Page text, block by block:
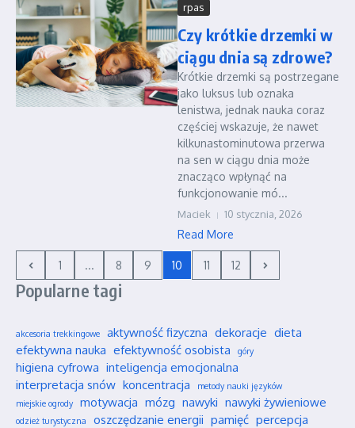
rpas
Czy krótkie drzemki w
ciągu dnia są zdrowe?
Krótkie drzemki są postrzegane
jako luksus lub oznaka
lenistwa, jednak nauka coraz
częściej wskazuje, że nawet
kilkunastominutowa przerwa
na sen w ciągu dnia może
znacząco wpłynąć na
funkcjonowanie mó...
Maciek 10 stycznia, 2026
Read More
1 ... 8 9 10 11 12
Popularne tagi
akcesoria trekkingowe aktywność fizyczna dekoracje dieta
efektywna nauka efektywność osobista góry
higiena cyfrowa inteligencja emocjonalna
interpretacja snów koncentracja
metody nauki języków
miejskie ogrody
motywacja mózg nawyki nawyki żywieniowe
odzież turystyczna oszczędzanie energii pamięć percepcja